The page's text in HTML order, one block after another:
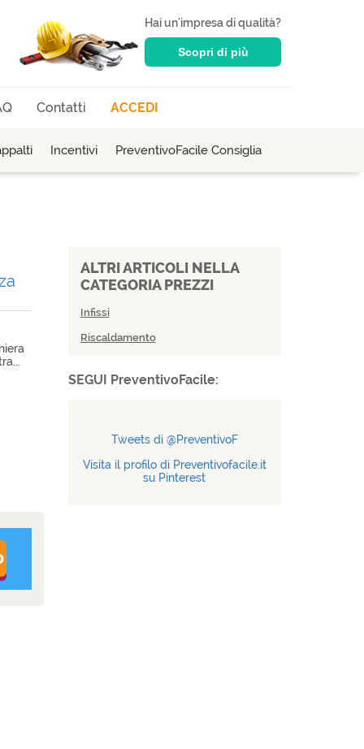
Hai un'impresa di qualità?
Scopri di più
Contatti ACCEDI
Incentivi PreventivoFacile Consiglia
ALTRI ARTICOLI NELLA
CATEGORIA PREZZI
Infissi
Riscaldamento
SEGUI PreventivoFacile:
Tweets di @PreventivoF
Visita il profilo di Preventivofacile.it
su Pinterest